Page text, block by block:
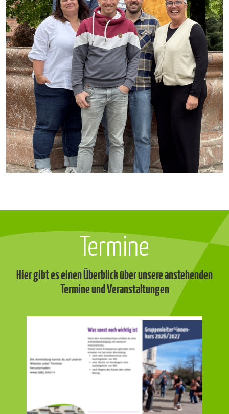
Termine
Hier gibt es einen Überblick über unsere anstehenden
Termine und Veranstaltungen